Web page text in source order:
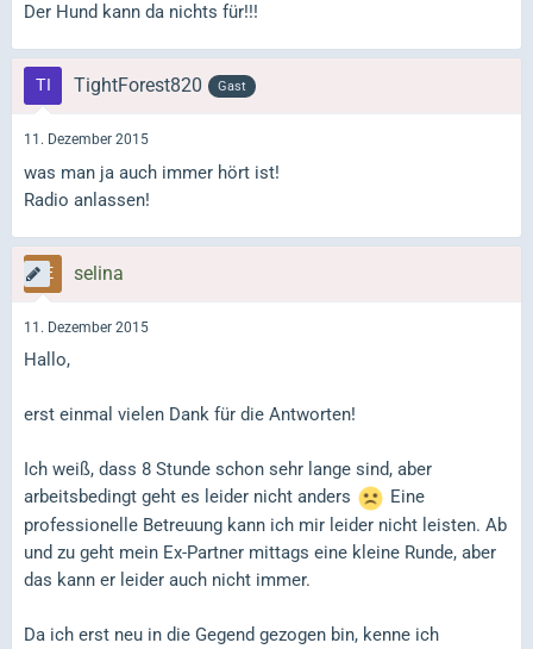
Der Hund kann da nichts für!!!
TightForest820 Gast
11. Dezember 2015
was man ja auch immer hört ist!
Radio anlassen!
selina
11. Dezember 2015
Hallo,
erst einmal vielen Dank für die Antworten!
Ich weiß, dass 8 Stunde schon sehr lange sind, aber
arbeitsbedingt geht es leider nicht anders
Eine
professionelle Betreuung kann ich mir leider nicht leisten. Ab
und zu geht mein Ex-Partner mittags eine kleine Runde, aber
das kann er leider auch nicht immer.
Da ich erst neu in die Gegend gezogen bin, kenne ich